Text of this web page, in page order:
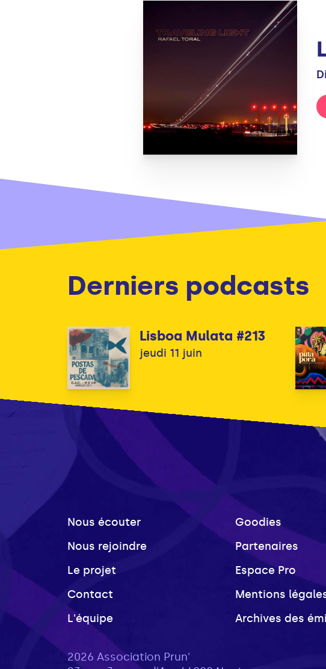
Derniers podcasts
Lisboa Mulata #213
jeudi 11 juin
Nous écouter
Nous rejoindre
Le projet
Contact
L'équipe
Goodies
Partenaires
Espace Pro
Mentions
Archives des
2026 Association Prun'